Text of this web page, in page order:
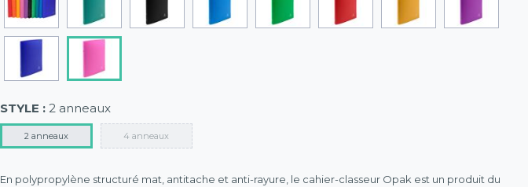
STYLE : 2 anneaux
2 anneaux 4 anneaux
En polypropylène structuré mat, antitache et anti-rayure, le cahier-classeur Opak est un produit du